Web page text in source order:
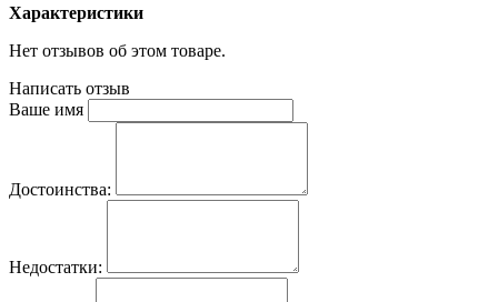
Характеристики
Нет отзывов об этом товаре.
Написать отзыв
Ваше имя
Достоинства:
Недостатки: